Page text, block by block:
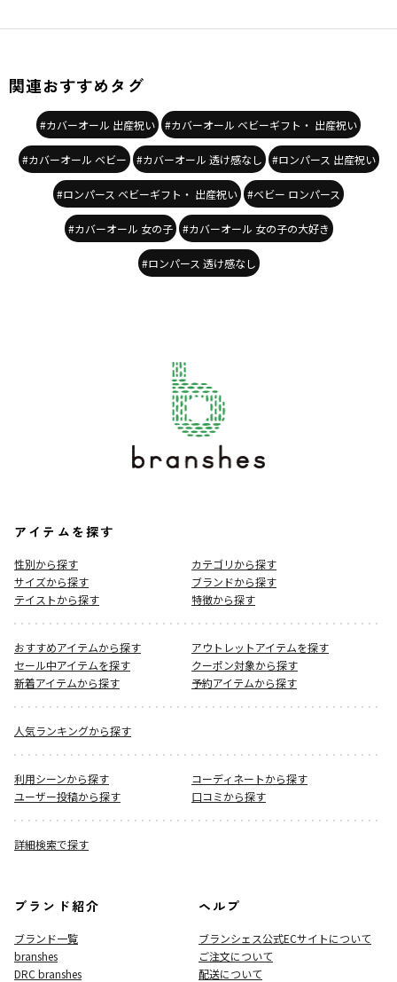
関連おすすめタグ
#カバーオール 出産祝い #カバーオール ベビーギフト・ 出産祝い
#カバーオール ベビー #カバーオール 透け感なし #ロンパース 出産祝い
#ロンパース ベビーギフト・ 出産祝い #ベビー ロンパース
#カバーオール 女の子 #カバーオール 女の子の大好き
#ロンパース 透け感なし
アイテムを探す
性別から探す
カテゴリから探す
サイズから探す
ブランドから探す
テイストから探す
特徴から探す
おすすめアイテムから探す
アウトレットアイテムを探す
セール中アイテムを探す
クーポン対象から探す
新着アイテムから探す
予約アイテムから探す
人気ランキングから探す
利用シーンから探す
コーディネートから探す
ユーザー投稿から探す
口コミから探す
詳細検索で探す
ブランド紹介
ブランド一覧
branshes
DRC branshes
ヘルプ
ブランシェス公式ECサイトについて
ご注文について
配送について